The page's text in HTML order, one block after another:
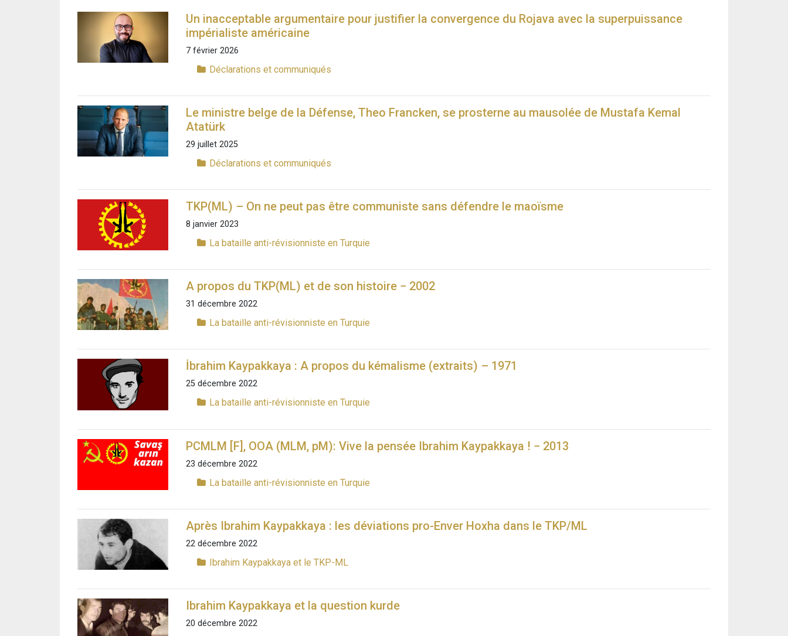
Un inacceptable argumentaire pour justifier la convergence du Rojava avec la superpuissance
impérialiste américaine
7 février 2026
Déclarations et communiqués
Le ministre belge de la Défense, Theo Francken, se prosterne au mausolée de Mustafa Kemal
Atatürk
29 juillet 2025
Déclarations et communiqués
TKP(ML) – On ne peut pas être communiste sans défendre le maoïsme
8 janvier 2023
La bataille anti-révisionniste en Turquie
A propos du TKP(ML) et de son histoire − 2002
31 décembre 2022
La bataille anti-révisionniste en Turquie
İbrahim Kaypakkaya : A propos du kémalisme (extraits) – 1971
25 décembre 2022
La bataille anti-révisionniste en Turquie
PCMLM [F], OOA (MLM, pM): Vive la pensée Ibrahim Kaypakkaya ! − 2013
23 décembre 2022
La bataille anti-révisionniste en Turquie
Après Ibrahim Kaypakkaya : les déviations pro-Enver Hoxha dans le TKP/ML
22 décembre 2022
Ibrahim Kaypakkaya et le TKP-ML
Ibrahim Kaypakkaya et la question kurde
20 décembre 2022